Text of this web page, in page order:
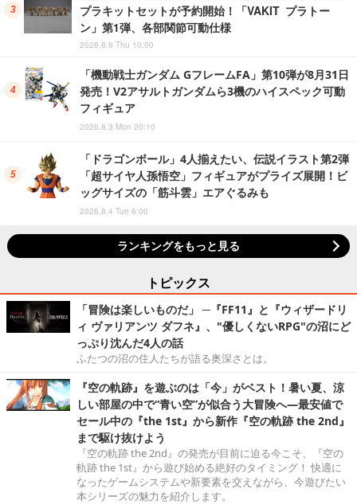
プラキットセットが予約開始！「VAKIT プラトー
ン」第1弾、各部関節可動仕様
2026.8.6 Thu 10:00
「機動戦士ガンダム GフレームFA」第10弾が8月31日
発売！V2アサルトガンダムら3機のハイスペック可動
フィギュア
2026.8.3 Mon 20:10
「ドラゴンボール」4人揃えたい、伝説イラスト第2弾
「超サイヤ人孫悟空」フィギュアがプライズ展開！ビ
ッグサイズの「筋斗雲」エアぐるみも
2026.8.4 Tue 6:00
ランキングをもっと見る
トピックス
「冒険は楽しいものだ」 ─『FF11』と『ウィザードリ
ィ ヴァリアンツ ダフネ』、"優しくないRPG"の沼にど
っぷり沈んだ4人の話
ふたつの沼の住人たちが語る奥深さとは。
『空の軌跡』を遊ぶのは「今」がベスト！暑い夏、涼
しい部屋の中で“青い空”が似合う大冒険へ―最安値で
セール中の『the 1st』から新作『空の軌跡 the 2nd』
まで駆け抜けよう
『空の軌跡 the 2nd』の発売が目前に迫る今こそ、『空の
軌跡 the 1st』から遊び始める絶好のタイミング！ 快適に
なったゲームシステムや新要素を交えながら、今遊びたい
本シリーズの魅力を紹介します。